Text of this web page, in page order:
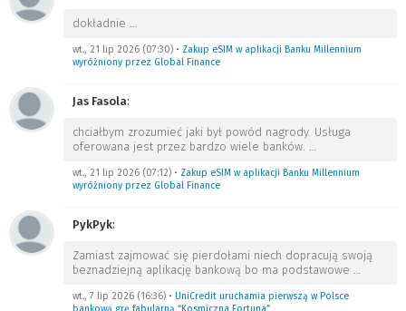
dokładnie …
wt., 21 lip 2026 (07:30) • Zakup eSIM w aplikacji Banku Millennium
wyróżniony przez Global Finance
Jas Fasola:
chciałbym zrozumieć jaki był powód nagrody. Usługa
oferowana jest przez bardzo wiele banków. …
wt., 21 lip 2026 (07:12) • Zakup eSIM w aplikacji Banku Millennium
wyróżniony przez Global Finance
PykPyk:
Zamiast zajmować się pierdołami niech dopracują swoją
beznadziejną aplikację bankową bo ma podstawowe …
wt., 7 lip 2026 (16:36) • UniCredit uruchamia pierwszą w Polsce